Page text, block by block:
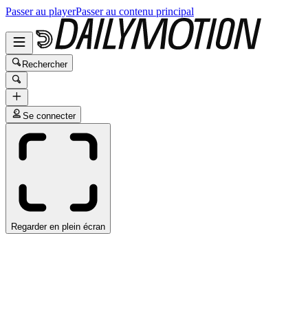
Passer au playerPasser au contenu principal
Rechercher
Se connecter
Regarder en plein écran